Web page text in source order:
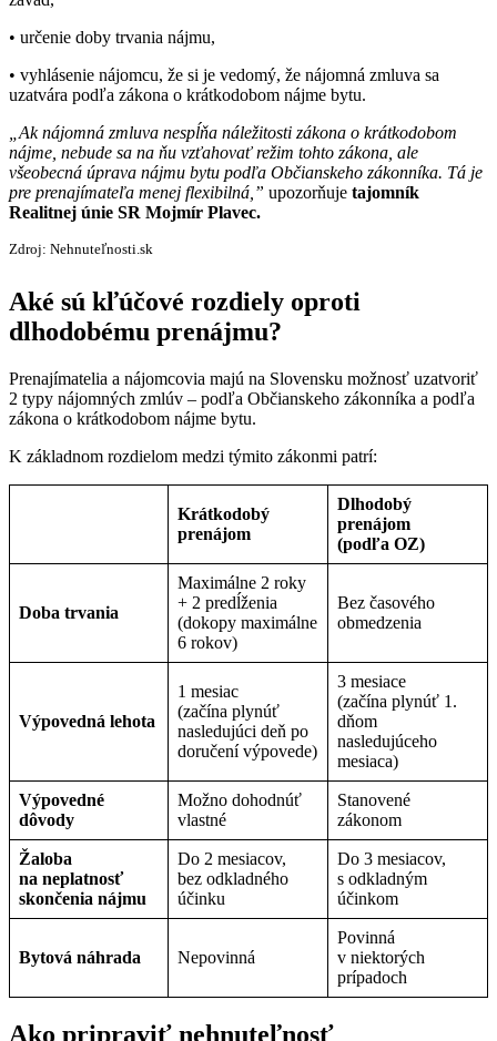
• určenie doby trvania nájmu,
• vyhlásenie nájomcu, že si je vedomý, že nájomná zmluva sa
uzatvára podľa zákona o krátkodobom nájme bytu.
„Ak nájomná zmluva nespĺňa náležitosti zákona o krátkodobom
nájme, nebude sa na ňu vzťahovať režim tohto zákona, ale
všeobecná úprava nájmu bytu podľa Občianskeho zákonníka. Tá je
pre prenajímateľa menej flexibilná,” upozorňuje tajomník
Realitnej únie SR Mojmír Plavec.
Zdroj: Nehnuteľnosti.sk
Aké sú kľúčové rozdiely oproti
dlhodobému prenájmu?
Prenajímatelia a nájomcovia majú na Slovensku možnosť uzatvoriť
2 typy nájomných zmlúv – podľa Občianskeho zákonníka a podľa
zákona o krátkodobom nájme bytu.
K základnom rozdielom medzi týmito zákonmi patrí:
Krátkodobý
prenájom
Dlhodobý
prenájom
(podľa OZ)
Doba trvania
Maximálne 2 roky
+ 2 predĺženia
(dokopy maximálne
6 rokov)
Bez časového
obmedzenia
Výpovedná lehota
1 mesiac
(začína plynúť
nasledujúci deň po
doručení výpovede)
3 mesiace
(začína plynúť 1.
dňom
nasledujúceho
mesiaca)
Výpovedné
dôvody
Možno dohodnúť
vlastné
Stanovené
zákonom
Žaloba
na neplatnosť
skončenia nájmu
Do 2 mesiacov,
bez odkladného
účinku
Do 3 mesiacov,
s odkladným
účinkom
Bytová náhrada Nepovinná
Povinná
v niektorých
prípadoch
Ako pripraviť nehnuteľnosť